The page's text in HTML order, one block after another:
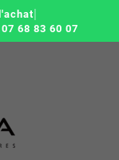
|
68 83 60 07